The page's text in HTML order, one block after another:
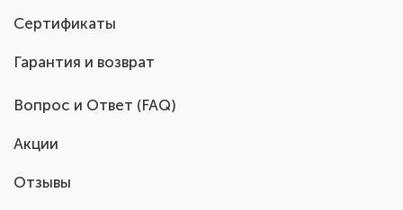
Сертификаты
Гарантия и возврат
Вопрос и Ответ (FAQ)
Акции
Отзывы